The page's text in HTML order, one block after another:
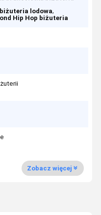
biżuteria lodowa,
Hip Hop biżuteria
Zobacz więcej